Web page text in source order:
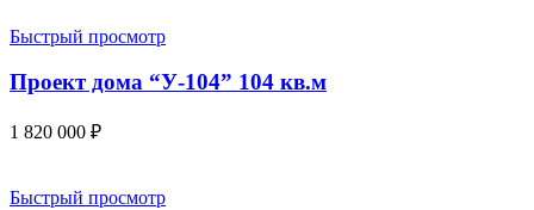
Быстрый просмотр
Проект дома “У-104” 104 кв.м
1 820 000 ₽
Быстрый просмотр